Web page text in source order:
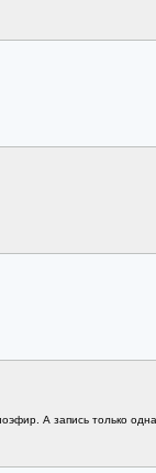
А запись только одна.